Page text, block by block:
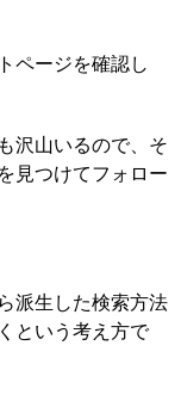
ページを確認し
沢山いるので、そ
見つけてフォロー
派生した検索方法
という考え方で